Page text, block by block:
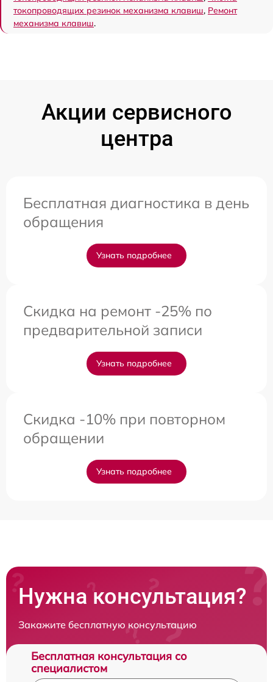
токопроводящих резинок механизма клавиш, Ремонт
механизма клавиш.
Акции сервисного
центра
Бесплатная диагностика в день
обращения
Узнать подробнее
Скидка на ремонт -25% по
предварительной записи
Узнать подробнее
Скидка -10% при повторном
обращении
Узнать подробнее
Нужна консультация?
Закажите бесплатную консультацию
Бесплатная консультация со
специалистом